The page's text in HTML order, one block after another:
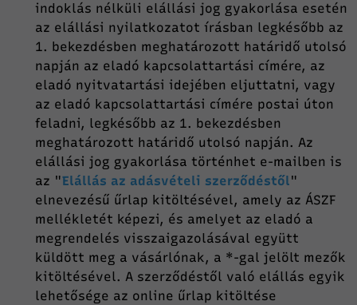
indoklás nélküli elállási jog gyakorlása esetén
az elállási nyilatkozatot írásban legkésőbb az
1. bekezdésben meghatározott határidő utolsó
napján az eladó kapcsolattartási címére, az
eladó nyitvatartási idejében eljuttatni, vagy
az eladó kapcsolattartási címére postai úton
feladni, legkésőbb az 1. bekezdésben
meghatározott határidő utolsó napján. Az
elállási jog gyakorlása történhet e-mailben is
az "Elállás az adásvételi szerződéstől"
elnevezésű űrlap kitöltésével, amely az ÁSZF
mellékletét képezi, és amelyet az eladó a
megrendelés visszaigazolásával együtt
küldött meg a vásárlónak, a *-gal jelölt mezők
kitöltésével. A szerződéstől való elállás egyik
lehetősége az online űrlap kitöltése